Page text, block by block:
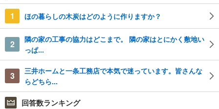
1 ほの暮らしの木炭はどのように作りますか？
2
隣の家の工事の協力はどこまで。 隣の家はとにかく敷地い
っぱ...
3
三井ホームと一条工務店で本気で迷っています。皆さんな
らどちら...
回答数ランキング